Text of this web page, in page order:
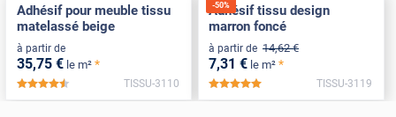
Adhésif pour meuble tissu
matelassé beige
à partir de
35,75 € le m² *
*****
TISSU-3110
-50%
Adhésif tissu design
marron foncé
à partir de 14,62 €
7,31 € le m² *
TISSU-3119